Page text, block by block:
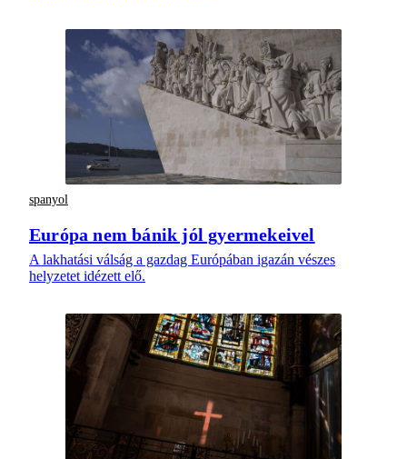
spanyol
Európa nem bánik jól gyermekeivel
A lakhatási válság a gazdag Európában igazán vészes
helyzetet idézett elő.